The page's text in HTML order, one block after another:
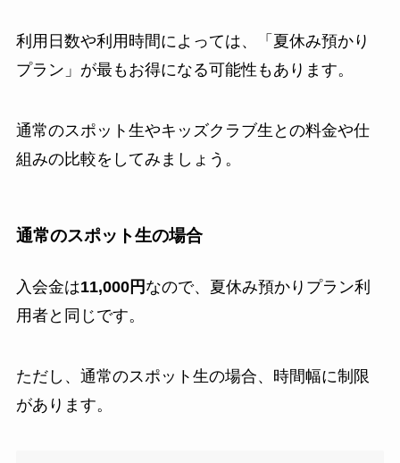
利用日数や利用時間によっては、「夏休み預かり
プラン」が最もお得になる可能性もあります。
通常のスポット生やキッズクラブ生との料金や仕
組みの比較をしてみましょう。
通常のスポット生の場合
入会金は11,000円 なので、夏休み預かりプラン利
用者と同じです。
ただし、通常のスポット生の場合、時間幅に制限
があります。